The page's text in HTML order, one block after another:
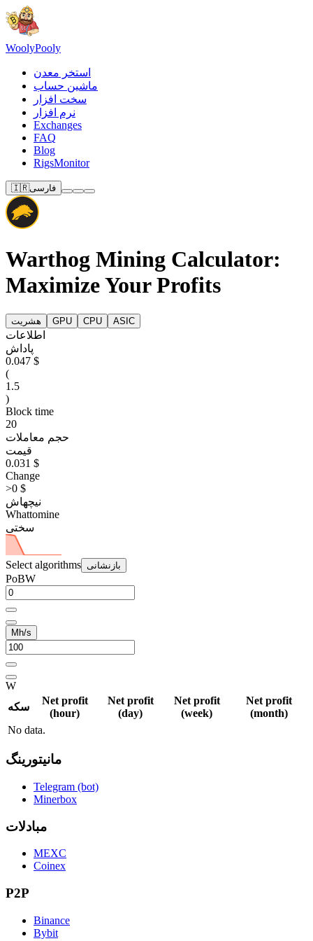
WoolyPooly
استخر معدن
ماشین حساب
سخت افزار
نرم افزار
Exchanges
FAQ
Blog
RigsMonitor
🇮🇷فارسی
Warthog Mining Calculator:
Maximize Your Profits
هشریت GPU CPU ASIC
اطلاعات
پاداش
0.047 $
(
1.5
)
Block time
20
حجم معاملات
قیمت
0.031 $
Change
>0 $
نیچهاش
Whattomine
سختی
Select algorithms بازنشانی
PoBW
Mh/s
W
سکه
Net profit
(hour)
Net profit
(day)
Net profit
(week)
Net profit
(month)
No data.
مانیتورینگ
Telegram (bot)
Minerbox
مبادلات
MEXC
Coinex
P2P
Binance
Bybit